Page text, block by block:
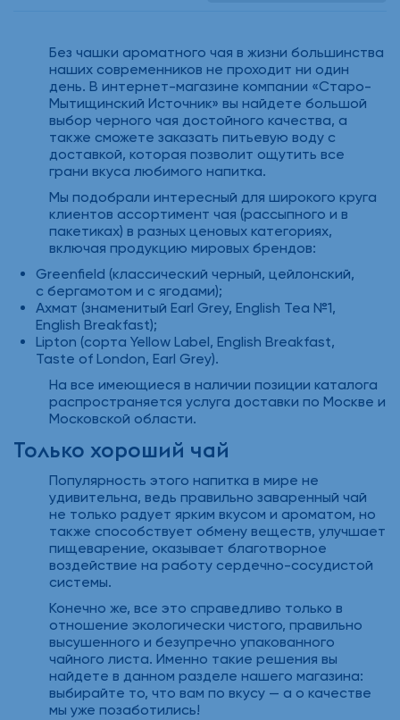
Без чашки ароматного чая в жизни большинства
наших современников не проходит ни один
день. В интернет-магазине компании «Старо-
Мытищинский Источник» вы найдете большой
выбор черного чая достойного качества, а
также сможете заказать питьевую воду с
доставкой, которая позволит ощутить все
грани вкуса любимого напитка.
Мы подобрали интересный для широкого круга
клиентов ассортимент чая (рассыпного и в
пакетиках) в разных ценовых категориях,
включая продукцию мировых брендов:
Greenfield (классический черный, цейлонский,
с бергамотом и с ягодами);
Ахмат (знаменитый Earl Grey, English Tea №1,
English Breakfast);
Lipton (сорта Yellow Label, English Breakfast,
Taste of London, Earl Grey).
На все имеющиеся в наличии позиции каталога
распространяется услуга доставки по Москве и
Московской области.
Только хороший чай
Популярность этого напитка в мире не
удивительна, ведь правильно заваренный чай
не только радует ярким вкусом и ароматом, но
также способствует обмену веществ, улучшает
пищеварение, оказывает благотворное
воздействие на работу сердечно-сосудистой
системы.
Конечно же, все это справедливо только в
отношение экологически чистого, правильно
высушенного и безупречно упакованного
чайного листа. Именно такие решения вы
найдете в данном разделе нашего магазина:
выбирайте то, что вам по вкусу — а о качестве
мы уже позаботились!